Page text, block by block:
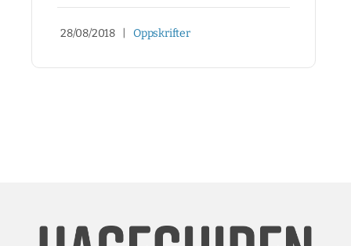
28/08/2018 Oppskrifter